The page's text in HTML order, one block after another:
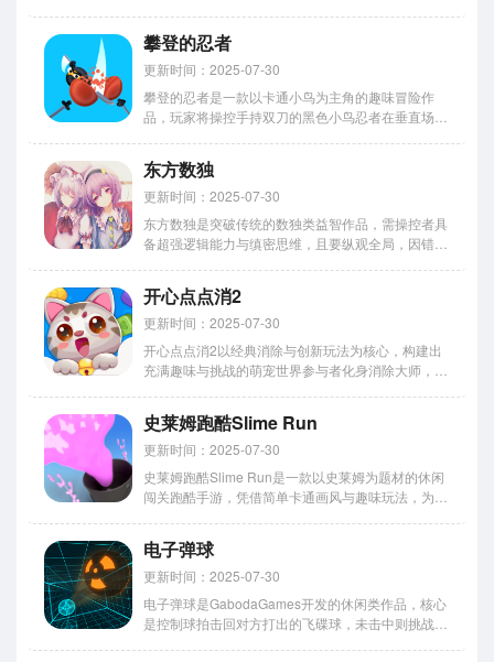
怪物角色，在趣味挑战中感受多元文化魅力，体验轻
松解压又富有策略的养...
攀登的忍者
更新时间：2025-07-30
攀登的忍者是一款以卡通小鸟为主角的趣味冒险作
品，玩家将操控手持双刀的黑色小鸟忍者在垂直场景
攻击，将迎面而来的蜘蛛、蝙蝠等敌人揍飞，同时把
握时机向上跳跃躲避落石...
东方数独
更新时间：2025-07-30
东方数独是突破传统的数独类益智作品，需操控者具
备超强逻辑能力与缜密思维，且要纵观全局，因错一
终充满新奇，无论是数独爱好者还是东方元素追随
者，都能在其中感受不一...
开心点点消2
更新时间：2025-07-30
开心点点消2以经典消除与创新玩法为核心，构建出
充满趣味与挑战的萌宠世界参与者化身消除大师，在
高分并解锁成就，在轻松愉悦的氛围中体验消除游戏
的乐趣采用渐进式难度...
史莱姆跑酷Slime Run
更新时间：2025-07-30
史莱姆跑酷Slime Run是一款以史莱姆为题材的休闲
闯关跑酷手游，凭借简单卡通画风与趣味玩法，为玩
收集道具壮大团队，在躲避陷阱的同时打败敌人，享
受打破常规...
电子弹球
更新时间：2025-07-30
电子弹球是GabodaGames开发的休闲类作品，核心
是控制球拍击回对方打出的飞碟球，未击中则挑战失